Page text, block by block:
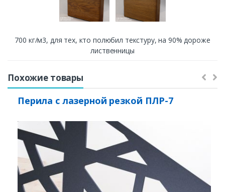
700 кг/м3, для тех, кто полюбил текстуру, на 90% дороже
лиственницы
Похожие товары
Перила с лазерной резкой ПЛР-7